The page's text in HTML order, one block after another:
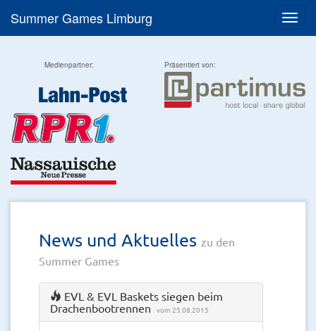
Menü
Summer Games Limburg
Medienpartner: Präsentiert von:
News und Aktuelles zu den
Summer Games
EVL & EVL Baskets siegen beim
Drachenbootrennen vom 25.08.2015